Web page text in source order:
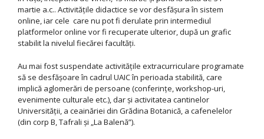
martie a.c.. Activitățile didactice se vor desfășura în sistem
online, iar cele care nu pot fi derulate prin intermediul
platformelor online vor fi recuperate ulterior, după un grafic
stabilit la nivelul fiecărei facultăți.
Au mai fost suspendate activitățile extracurriculare programate
să se desfășoare în cadrul UAIC în perioada stabilită, care
implică aglomerări de persoane (conferințe, workshop-uri,
evenimente culturale etc.), dar și activitatea cantinelor
Universității, a ceainăriei din Grădina Botanică, a cafenelelor
(din corp B, Tafrali și „La Balenă”).